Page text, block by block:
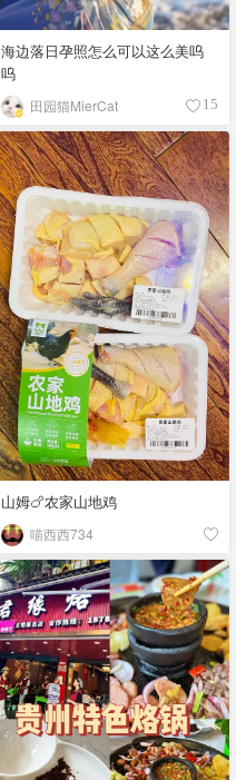
海边落日孕照怎么可以这么美呜
呜
田园猫MierCat 15
山姆🍗农家山地鸡
喵西西734